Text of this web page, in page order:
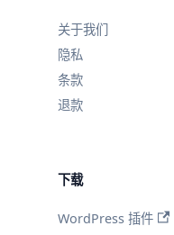
关于我们
隐私
条款
退款
下载
WordPress 插件